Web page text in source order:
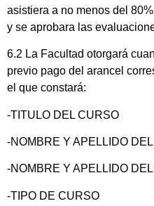
asistiera a no menos del
y se aprobara las
6.2 La Facultad otorgará
previo pago del arancel
el que constará:
-TITULO DEL CURSO
-NOMBRE Y APELLIDO
-NOMBRE Y APELLIDO
-TIPO DE CURSO